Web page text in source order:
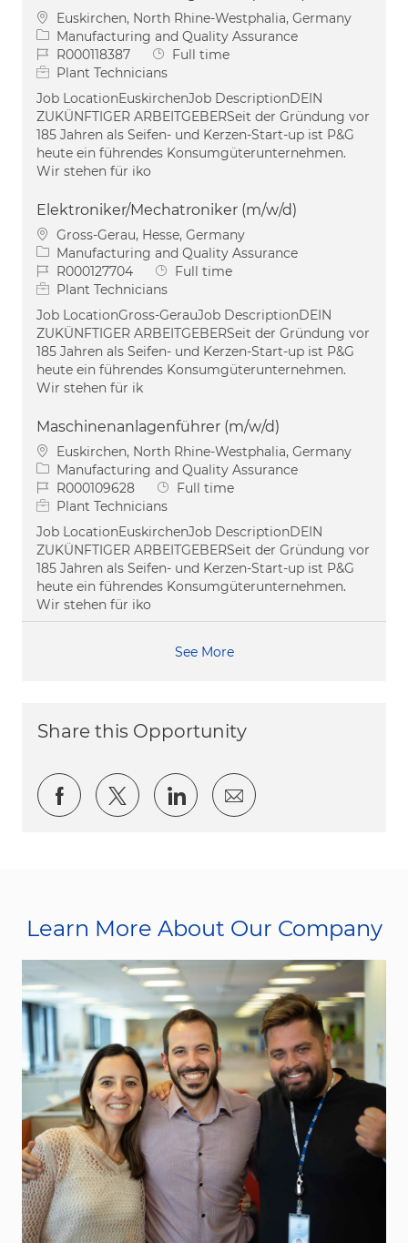
Location
Euskirchen, North Rhine-Westphalia, Germany
Category
Manufacturing and Quality Assurance
Job IdR000118387 Job Type
Full time
Plant Technicians
Job LocationEuskirchenJob DescriptionDEIN
ZUKÜNFTIGER ARBEITGEBERSeit der Gründung vor
185 Jahren als Seifen- und Kerzen-Start-up ist P&G
heute ein führendes Konsumgüterunternehmen.
Wir stehen für iko
Elektroniker/Mechatroniker (m/w/d)
Location
Gross-Gerau, Hesse, Germany
Category
Manufacturing and Quality Assurance
Job IdR000127704 Job Type
Full time
Plant Technicians
Job LocationGross-GerauJob DescriptionDEIN
ZUKÜNFTIGER ARBEITGEBERSeit der Gründung vor
185 Jahren als Seifen- und Kerzen-Start-up ist P&G
heute ein führendes Konsumgüterunternehmen.
Wir stehen für ik
Maschinenanlagenführer (m/w/d)
Location
Euskirchen, North Rhine-Westphalia, Germany
Category
Manufacturing and Quality Assurance
Job IdR000109628 Job Type
Full time
Plant Technicians
Job LocationEuskirchenJob DescriptionDEIN
ZUKÜNFTIGER ARBEITGEBERSeit der Gründung vor
185 Jahren als Seifen- und Kerzen-Start-up ist P&G
heute ein führendes Konsumgüterunternehmen.
Wir stehen für iko
See More
Share this Opportunity
Share via Facebook
Share via twitter
Share via LinkedIn
Share via email
Learn More About Our Company